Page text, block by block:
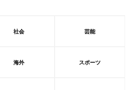
社会 芸能
海外 スポーツ